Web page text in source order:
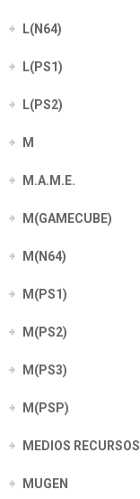
L(N64)
L(PS1)
L(PS2)
M
M.A.M.E.
M(GAMECUBE)
M(N64)
M(PS1)
M(PS2)
M(PS3)
M(PSP)
MEDIOS RECURSOS
MUGEN